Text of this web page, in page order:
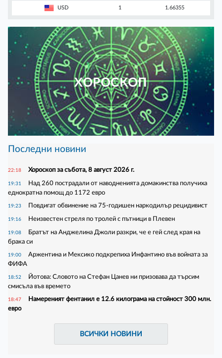
USD 1 1.66355
ХОРОСКОП
Последни новини
22:18 Хороскоп за събота, 8 август 2026 г.
19:31
Над 260 пострадали от наводненията домакинства получиха
еднократна помощ до 1172 евро
19:23 Повдигат обвинение на 75-годишен наркодилър рецидивист
19:16 Неизвестен стреля по тролей с пътници в Плевен
19:08
Братът на Анджелина Джоли разкри, че е гей след края на
брака си
19:00
Аржентина и Мексико подкрепиха Инфантино във войната за
ФИФА
18:52
Йотова: Словото на Стефан Цанев ни призовава да търсим
смисъла във времето
18:47
Намереният фентанил е 12.6 килограма на стойност 300 млн.
евро
ВСИЧКИ НОВИНИ